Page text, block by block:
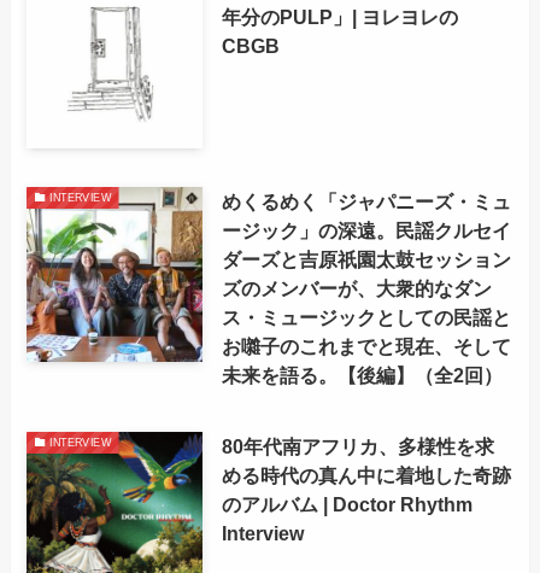
年分のPULP」| ヨレヨレの
CBGB
INTERVIEW
めくるめく「ジャパニーズ・ミュ
ージック」の深遠。民謡クルセイ
ダーズと吉原祇園太鼓セッション
ズのメンバーが、大衆的なダン
ス・ミュージックとしての民謡と
お囃子のこれまでと現在、そして
未来を語る。【後編】（全2回）
INTERVIEW
80年代南アフリカ、多様性を求
める時代の真ん中に着地した奇跡
のアルバム | Doctor Rhythm
Interview